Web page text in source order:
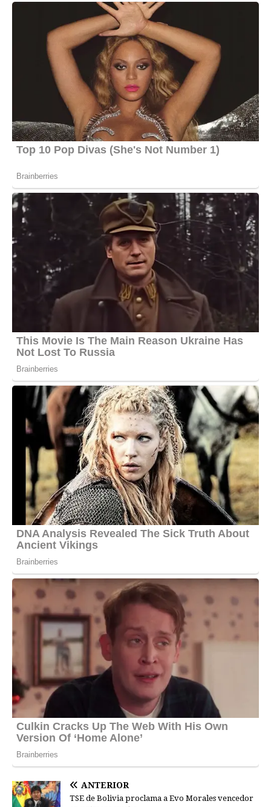
ANTERIOR
TSE de Bolivia proclama a Evo Morales vencedor